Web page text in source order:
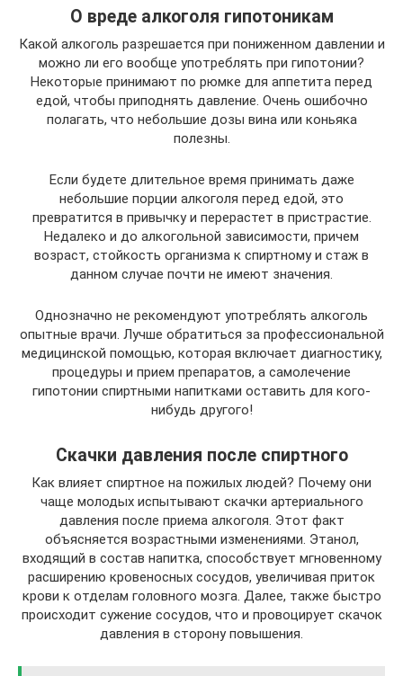
О вреде алкоголя гипотоникам
Какой алкоголь разрешается при пониженном давлении и
можно ли его вообще употреблять при гипотонии?
Некоторые принимают по рюмке для аппетита перед
едой, чтобы приподнять давление. Очень ошибочно
полагать, что небольшие дозы вина или коньяка
полезны.
Если будете длительное время принимать даже
небольшие порции алкоголя перед едой, это
превратится в привычку и перерастет в пристрастие.
Недалеко и до алкогольной зависимости, причем
возраст, стойкость организма к спиртному и стаж в
данном случае почти не имеют значения.
Однозначно не рекомендуют употреблять алкоголь
опытные врачи. Лучше обратиться за профессиональной
медицинской помощью, которая включает диагностику,
процедуры и прием препаратов, а самолечение
гипотонии спиртными напитками оставить для кого-
нибудь другого!
Скачки давления после спиртного
Как влияет спиртное на пожилых людей? Почему они
чаще молодых испытывают скачки артериального
давления после приема алкоголя. Этот факт
объясняется возрастными изменениями. Этанол,
входящий в состав напитка, способствует мгновенному
расширению кровеносных сосудов, увеличивая приток
крови к отделам головного мозга. Далее, также быстро
происходит сужение сосудов, что и провоцирует скачок
давления в сторону повышения.